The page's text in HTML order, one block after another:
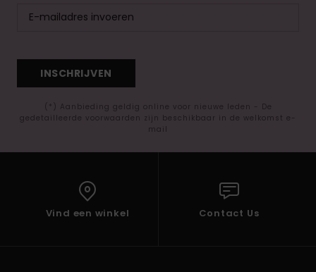
INSCHRIJVEN
(*) Aanbieding geldig online voor nieuwe leden - De
gedetailleerde voorwaarden zijn beschikbaar in de welkomst e-
mail
Vind een winkel Contact Us